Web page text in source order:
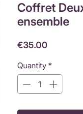
Coffret
ensemble
€35.00
Quantity *